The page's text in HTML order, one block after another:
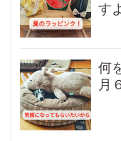
す
何
月